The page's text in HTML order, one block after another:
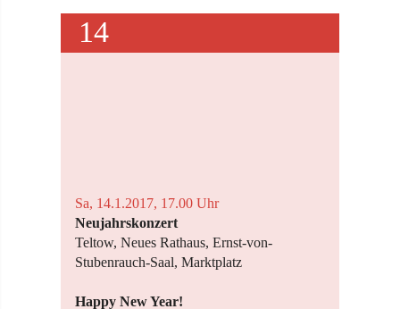
14
Sa, 14.1.2017, 17.00 Uhr
Neujahrskonzert
Teltow, Neues Rathaus, Ernst-von-
Stubenrauch-Saal, Marktplatz
Happy New Year!